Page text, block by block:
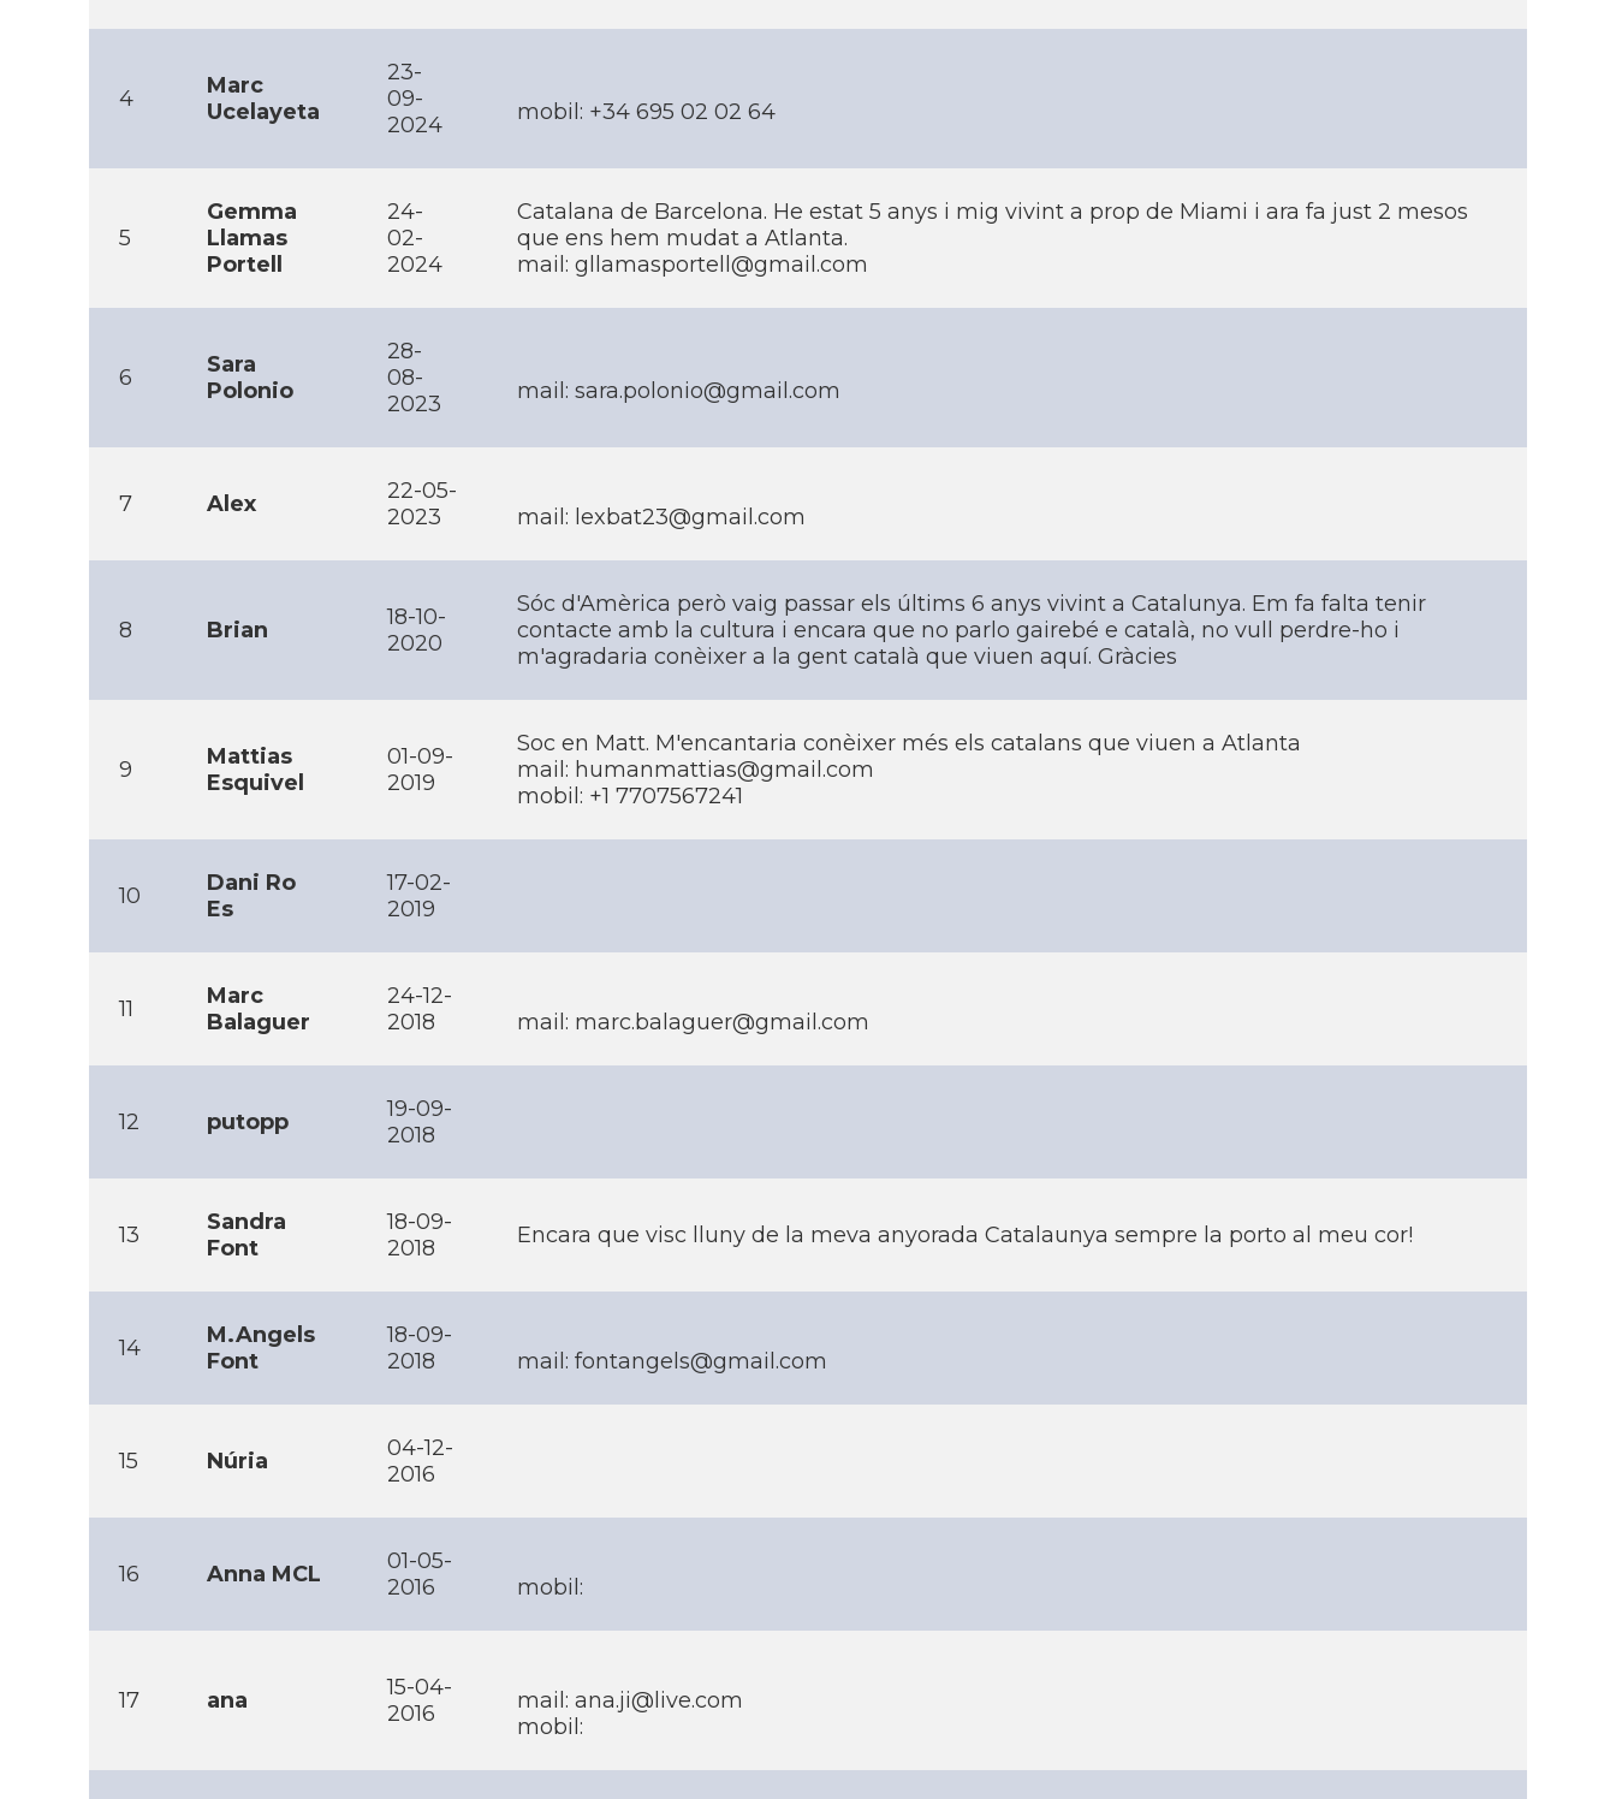
4
Marc
Ucelayeta
23-
09-
2024
mobil: +34 695 02 02 64
5
Gemma
Llamas
Portell
24-
02-
2024
Catalana de Barcelona. He estat 5 anys i mig vivint a prop de Miami i ara fa just 2 mesos
que ens hem mudat a Atlanta.
mail: gllamasportell@gmail.com
6
Sara
Polonio
28-
08-
2023
mail: sara.polonio@gmail.com
7 Alex
22-05-
2023
mail: lexbat23@gmail.com
8 Brian
18-10-
2020
Sóc d'Amèrica però vaig passar els últims 6 anys vivint a Catalunya. Em fa falta tenir
contacte amb la cultura i encara que no parlo gairebé e català, no vull perdre-ho i
m'agradaria conèixer a la gent català que viuen aquí. Gràcies
9
Mattias
Esquivel
01-09-
2019
Soc en Matt. M'encantaria conèixer més els catalans que viuen a Atlanta
mail: humanmattias@gmail.com
mobil: +1 7707567241
10
Dani Ro
Es
17-02-
2019
11
Marc
Balaguer
24-12-
2018
mail: marc.balaguer@gmail.com
12 putopp
19-09-
2018
13
Sandra
Font
18-09-
2018
Encara que visc lluny de la meva anyorada Catalaunya sempre la porto al meu cor!
14
M.Angels
Font
18-09-
2018
mail: fontangels@gmail.com
15 Núria
04-12-
2016
16 Anna MCL
01-05-
2016
mobil:
17 ana
15-04-
2016
mail: ana.ji@live.com
mobil: